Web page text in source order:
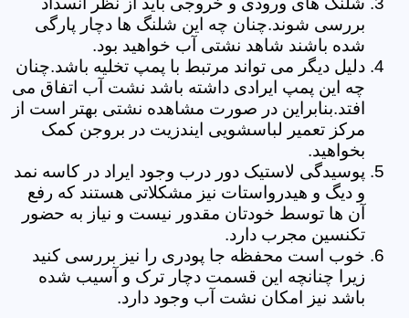
بررسی شوند.چنان چه این شلنگ ها دچار پارگی
شده باشند شاهد نشتی آب خواهید بود.
دلیل دیگر می تواند مرتبط با پمپ تخلیه باشد.چنان
چه این پمپ ایرادی داشته باشد نشت آب اتفاق می
افتد.بنابراین در صورت مشاهده نشتی بهتر است از
مرکز تعمیر لباسشویی ایندزیت در بروجن کمک
بخواهید.
پوسیدگی لاستیک دور درب وجود ایراد در کاسه نمد
و دیگ و هیدرواستات نیز مشکلاتی هستند که رفع
آن ها توسط خودتان مقدور نیست و نیاز به حضور
تکنسین مجرب دارد.
خوب است محفظه جا پودری را نیز بررسی کنید
زیرا چنانچه این قسمت دچار ترک و آسیب شده
باشد نیز امکان نشت آب وجود دارد.